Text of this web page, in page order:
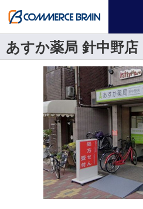
あすか薬局 針中野店